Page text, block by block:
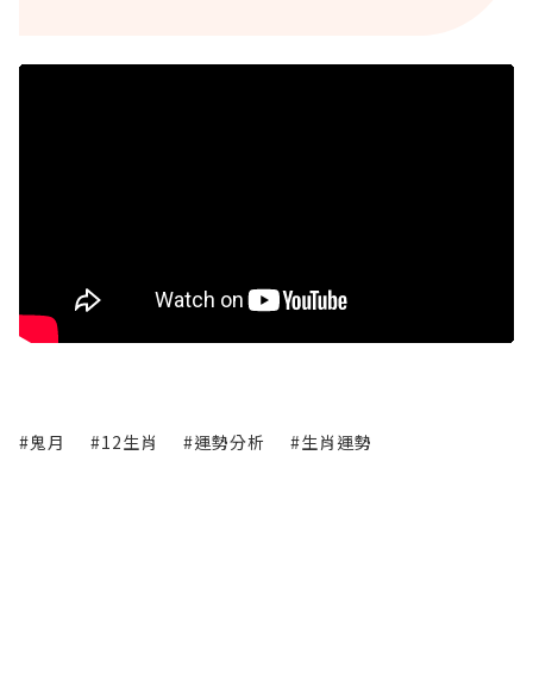
#鬼月 #12生肖 #運勢分析 #生肖運勢